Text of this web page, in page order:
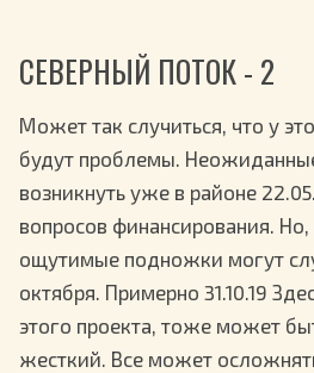
СЕВЕРНЫЙ ПОТОК - 2
Может так случиться, что у
будут проблемы.
возникнуть уже в районе
вопросов финансирования.
ощутимые подножки могут
октября. Примерно 31.10.19
этого проекта, тоже может
жесткий. Все может